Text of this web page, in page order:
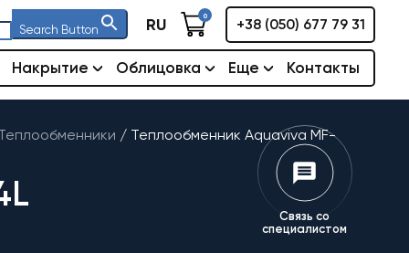
Search Button RU 0
+38 (050) 677 79 31
Накрытие Облицовка Еще Контакты
/ Теплообменник Aquaviva MF-
Связь со
специалистом